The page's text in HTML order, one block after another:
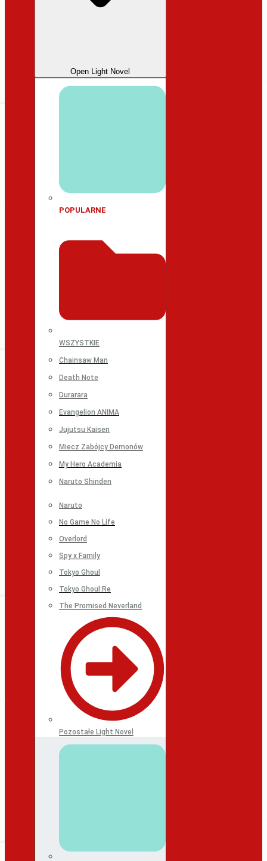
Open Light Novel
POPULARNE
WSZYSTKIE
Chainsaw Man
Death Note
Durarara
Evangelion ANIMA
Jujutsu Kaisen
Miecz Zabójcy Demonów
My Hero Academia
Naruto Shinden
Naruto
No Game No Life
Overlord
Spy x Family
Tokyo Ghoul
Tokyo Ghoul:Re
The Promised Neverland
Pozostałe Light Novel